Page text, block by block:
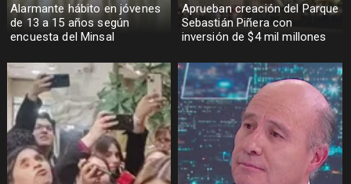
Alarmante hábito en jóvenes
de 13 a 15 años según
encuesta del Minsal
Aprueban creación del Parque
Sebastián Piñera con
inversión de $4 mil millones